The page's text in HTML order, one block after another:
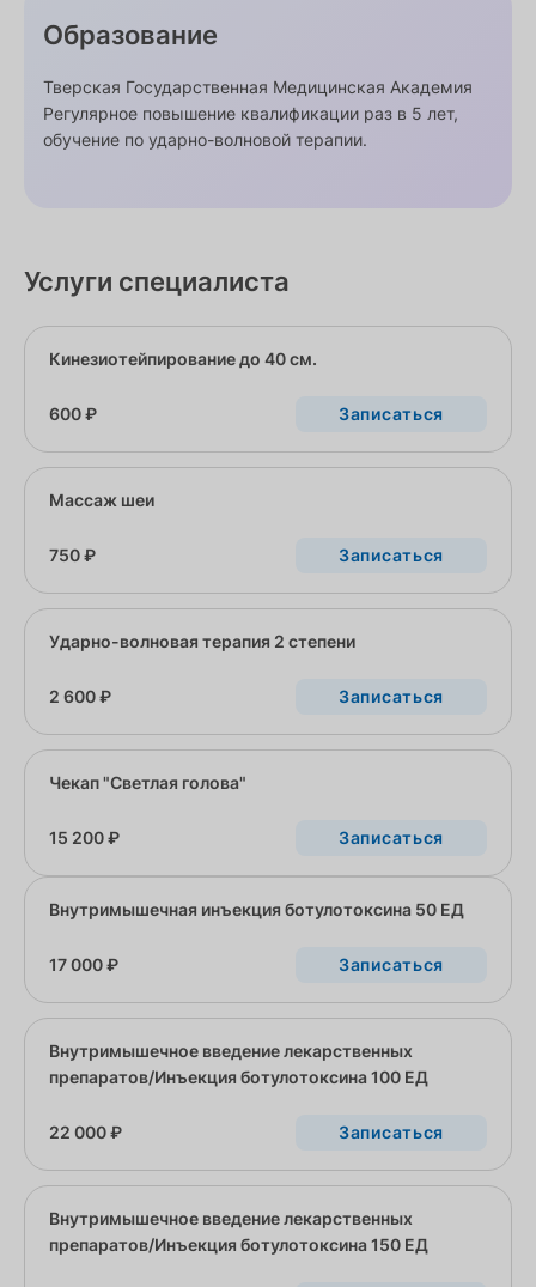
Образование
Тверская Государственная Медицинская Академия
Регулярное повышение квалификации раз в 5 лет,
обучение по ударно-волновой терапии.
Услуги специалиста
Кинезиотейпирование до 40 см.
600 ₽ Записаться
Массаж шеи
750 ₽ Записаться
Ударно-волновая терапия 2 степени
2 600 ₽ Записаться
Чекап "Светлая голова"
15 200 ₽ Записаться
Внутримышечная инъекция ботулотоксина 50 ЕД
17 000 ₽ Записаться
Внутримышечное введение лекарственных
препаратов/Инъекция ботулотоксина 100 ЕД
22 000 ₽ Записаться
Внутримышечное введение лекарственных
препаратов/Инъекция ботулотоксина 150 ЕД